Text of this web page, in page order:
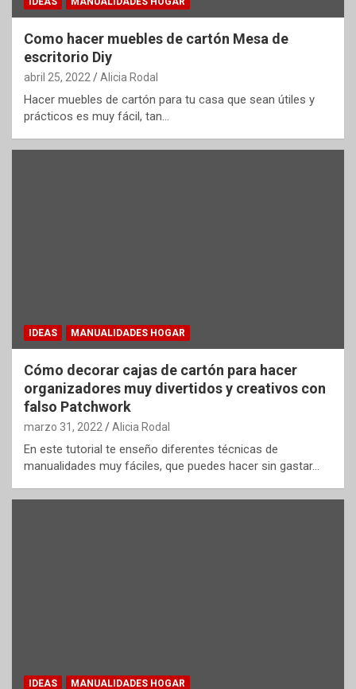
Como hacer muebles de cartón Mesa de
escritorio Diy
abril 25, 2022 Alicia Rodal
Hacer muebles de cartón para tu casa que sean útiles y
prácticos es muy fácil, tan…
IDEAS MANUALIDADES HOGAR
Cómo decorar cajas de cartón para hacer
organizadores muy divertidos y creativos con
falso Patchwork
marzo 31, 2022 Alicia Rodal
En este tutorial te enseño diferentes técnicas de
manualidades muy fáciles, que puedes hacer sin gastar…
IDEAS MANUALIDADES HOGAR